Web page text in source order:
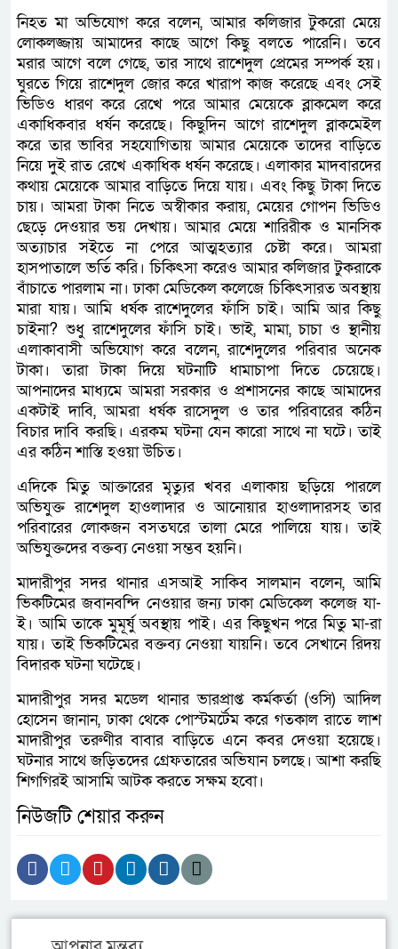
নিহত মা অভিযোগ করে বলেন, আমার কলিজার টুকরো মেয়ে
লোকলজ্জায় আমাদের কাছে আগে কিছু বলতে পারেনি। তবে
মরার আগে বলে গেছে, তার সাথে রাশেদুল প্রেমের সম্পর্ক হয়।
ঘুরতে গিয়ে রাশেদুল জোর করে খারাপ কাজ করেছে এবং সেই
ভিডিও ধারণ করে রেখে পরে আমার মেয়েকে ব্লাকমেল করে
একাধিকবার ধর্ষন করেছে। কিছুদিন আগে রাশেদুল ব্লাকমেইল
করে তার ভাবির সহযোগিতায় আমার মেয়েকে তাদের বাড়িতে
নিয়ে দুই রাত রেখে একাধিক ধর্ষন করেছে। এলাকার মাদবারদের
কথায় মেয়েকে আমার বাড়িতে দিয়ে যায়। এবং কিছু টাকা দিতে
চায়। আমরা টাকা নিতে অস্বীকার করায়, মেয়ের গোপন ভিডিও
ছেড়ে দেওয়ার ভয় দেখায়। আমার মেয়ে শারিরীক ও মানসিক
অত্যাচার সইতে না পেরে আত্মহত্যার চেষ্টা করে। আমরা
হাসপাতালে ভর্তি করি। চিকিৎসা করেও আমার কলিজার টুকরাকে
বাঁচাতে পারলাম না। ঢাকা মেডিকেল কলেজে চিকিৎসারত অবস্থায়
মারা যায়। আমি ধর্ষক রাশেদুলের ফাঁসি চাই। আমি আর কিছু
চাইনা? শুধু রাশেদুলের ফাঁসি চাই। ভাই, মামা, চাচা ও স্থানীয়
এলাকাবাসী অভিযোগ করে বলেন, রাশেদুলের পরিবার অনেক
টাকা। তারা টাকা দিয়ে ঘটনাটি ধামাচাপা দিতে চেয়েছে।
আপনাদের মাধ্যমে আমরা সরকার ও প্রশাসনের কাছে আমাদের
একটাই দাবি, আমরা ধর্ষক রাসেদুল ও তার পরিবারের কঠিন
বিচার দাবি করছি। এরকম ঘটনা যেন কারো সাথে না ঘটে। তাই
এর কঠিন শাস্তি হওয়া উচিত।
এদিকে মিতু আক্তারের মৃত্যুর খবর এলাকায় ছড়িয়ে পারলে
অভিযুক্ত রাশেদুল হাওলাদার ও আনোয়ার হাওলাদারসহ তার
পরিবারের লোকজন বসতঘরে তালা মেরে পালিয়ে যায়। তাই
অভিযুক্তদের বক্তব্য নেওয়া সম্ভব হয়নি।
মাদারীপুর সদর থানার এসআই সাকিব সালমান বলেন, আমি
ভিকটিমের জবানবন্দি নেওয়ার জন্য ঢাকা মেডিকেল কলেজ যা-
ই। আমি তাকে মুমূর্ষু অবস্থায় পাই। এর কিছুখন পরে মিতু মা-রা
যায়। তাই ভিকটিমের বক্তব্য নেওয়া যায়নি। তবে সেখানে রিদয়
বিদারক ঘটনা ঘটেছে।
মাদারীপুর সদর মডেল থানার ভারপ্রাপ্ত কর্মকর্তা (ওসি) আদিল
হোসেন জানান, ঢাকা থেকে পোস্টমর্টেম করে গতকাল রাতে লাশ
মাদারীপুর তরুণীর বাবার বাড়িতে এনে কবর দেওয়া হয়েছে।
ঘটনার সাথে জড়িতদের গ্রেফতারের অভিযান চলছে। আশা করছি
শিগগিরই আসামি আটক করতে সক্ষম হবো।
নিউজটি শেয়ার করুন